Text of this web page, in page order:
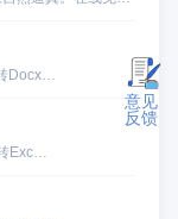
Docx…
Exc…
意见
反馈